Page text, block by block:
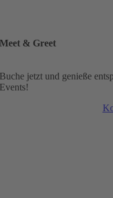
Meet & Greet
Buche jetzt und genieße
Events!